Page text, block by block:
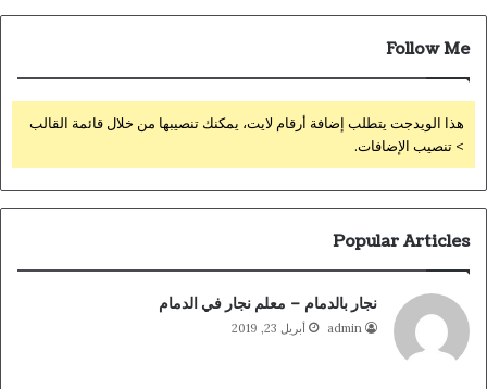
Follow Me
هذا الويدجت يتطلب إضافة أرقام لايت، يمكنك تنصيبها من خلال قائمة القالب
> تنصيب الإضافات.
Popular Articles
نجار بالدمام – معلم نجار في الدمام
admin أبريل 23, 2019